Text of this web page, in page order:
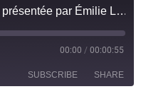
Histoire des communes présentée par Émilie Leroy: Bonnelles épisode 1
00:00 / 00:00:55
SUBSCRIBE SHARE